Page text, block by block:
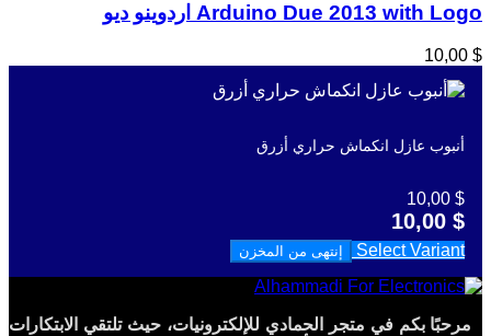
Arduino Due 2013 with Logo اردوينو ديو
$ 10,00
أنبوب عازل انكماش حراري أزرق
$ 10,00
$ 10,00
Select Variant إنتهى من المخزن
مرحبًا بكم في متجر الحمادي للإلكترونيات، حيث تلتقي الابتكارات